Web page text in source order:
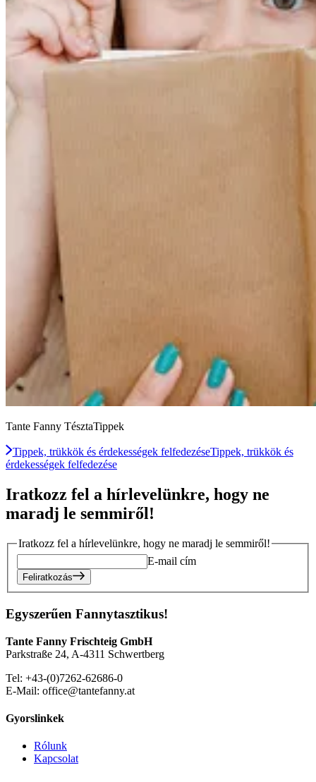
Tante Fanny TésztaTippek
Tippek, trükkök és érdekességek felfedezéseTippek, trükkök és
érdekességek felfedezése
Iratkozz fel a hírlevelünkre, hogy ne
maradj le semmiről!
Iratkozz fel a hírlevelünkre, hogy ne maradj le semmiről!
E-mail cím
Feliratkozás
Egyszerűen Fannytasztikus!
Tante Fanny Frischteig GmbH
Parkstraße 24, A-4311 Schwertberg
Tel: +43-(0)7262-62686-0
E-Mail: office@tantefanny.at
Gyorslinkek
Rólunk
Kapcsolat